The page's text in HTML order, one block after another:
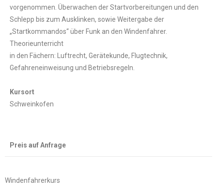
vorgenommen. Überwachen der Startvorbereitungen und den
Schlepp bis zum Ausklinken, sowie Weitergabe der
„Startkommandos“ über Funk an den Windenfahrer.
Theorieunterricht
in den Fächern: Luftrecht, Gerätekunde, Flugtechnik,
Gefahreneinweisung und Betriebsregeln.
Kursort
Schweinkofen
Preis auf Anfrage
Windenfahrerkurs